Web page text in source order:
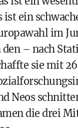
ist ein
im
den – nach
sie mit
Neos
die drei